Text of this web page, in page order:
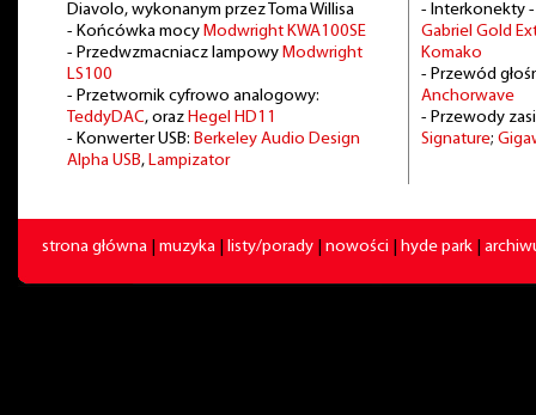
Diavolo, wykonanym przez Toma Willisa
- Końcówka mocy Modwright KWA100SE
- Przedwzmacniacz lampowy Modwright
LS100
- Przetwornik cyfrowo analogowy:
TeddyDAC, oraz Hegel HD11
- Konwerter USB: Berkeley Audio Design
Alpha USB, Lampizator
- Interkonekty
Gabriel Gold
Komako
- Przewód
Anchorwave
- Przewody
Signature;
strona główna muzyka listy/porady nowości hyde park